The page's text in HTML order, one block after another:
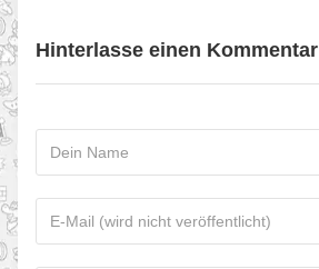
Hinterlasse einen Kommentar